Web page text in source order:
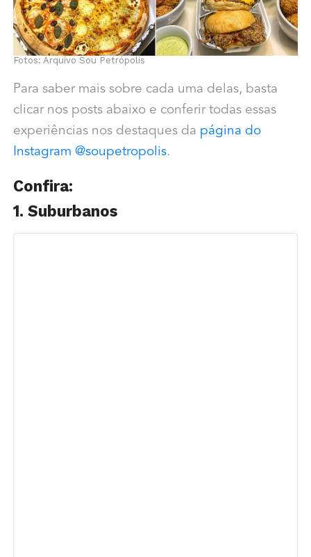
Fotos: Arquivo Sou Petrópolis
Para saber mais sobre cada uma delas, basta
clicar nos posts abaixo e conferir todas essas
experiências nos destaques da página do
Instagram @soupetropolis.
Confira:
1. Suburbanos